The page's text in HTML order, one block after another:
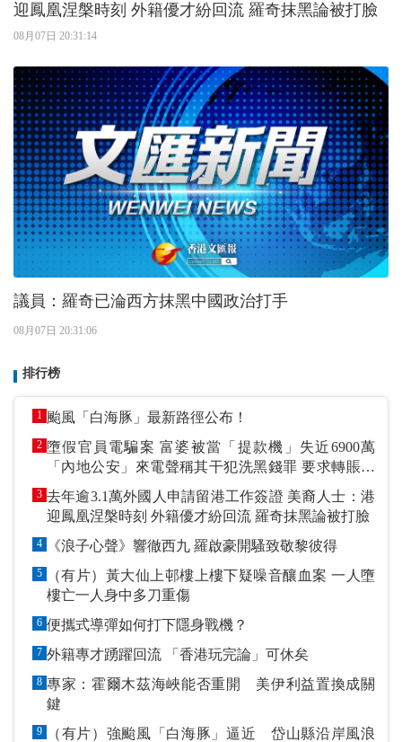
迎鳳凰涅槃時刻 外籍優才紛回流 羅奇抹黑論被打臉
08月07日 20:31:14
議員：羅奇已淪西方抹黑中國政治打手
08月07日 20:31:06
排行榜
1 颱風「白海豚」最新路徑公布！
2 墮假官員電騙案 富婆被當「提款機」失近6900萬
「內地公安」來電聲稱其干犯洗黑錢罪 要求轉賬到
指定戶口作「保證金」
3 去年逾3.1萬外國人申請留港工作簽證 美裔人士：港
迎鳳凰涅槃時刻 外籍優才紛回流 羅奇抹黑論被打臉
4 《浪子心聲》響徹西九 羅啟豪開騷致敬黎彼得
5
（有片）黃大仙上邨樓上樓下疑噪音釀血案 一人墮
樓亡一人身中多刀重傷
6 便攜式導彈如何打下隱身戰機？
7 外籍專才踴躍回流 「香港玩完論」可休矣
8 專家：霍爾木茲海峽能否重開 美伊利益置換成關
鍵
9
（有片）強颱風「白海豚」逼近 岱山縣沿岸風浪